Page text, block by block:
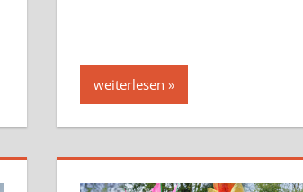
weiterlesen